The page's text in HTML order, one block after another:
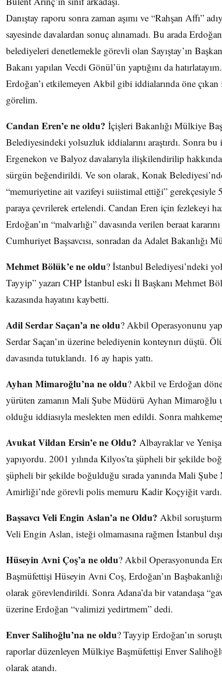
Danıştay raporu sonra zaman aşımı ve “Rahşan Affı”
sayesinde davalardan sonuç alınamadı. Bu arada
belediyeleri denetlemekle görevli olan Sayıştay’ın
Bakanı yapılan Vecdi Gönül’ün yaptığını da
Erdoğan’ı etkilemeyen Akbil gibi iddialarında öne
görelim.
Candan Eren’e ne oldu? İçişleri Bakanlığı Mülkiye
Belediyesindeki yolsuzluk iddialarını araştırdı. Sonra
Ergenekon ve Balyoz davalarıyla ilişkilendirilip
sürgün beğendirildi. Ve son olarak, Konak Belediyesi’nde
“memuriyetine ait vazifeyi suiistimal ettiği” gerekçesiyle 5
paraya çevrilerek ertelendi. Candan Eren için fezlekeyi
Erdoğan’ın “malvarlığı” davasında verilen beraat
Cumhuriyet Başsavcısı, sonradan da Adalet Bakanlığı
Mehmet Bölük’e ne oldu? İstanbul Belediyesi’ndeki
Tayyip” yazarı CHP İstanbul eski İl Başkanı Mehmet
kazasında hayatını kaybetti.
Adil Serdar Saçan’a ne oldu? Akbil Operasyonunu
Serdar Saçan’ın üzerine belediyenin konteynırı düştü.
davasında tutuklandı. 16 ay hapis yattı.
Ayhan Mimaroğlu’na ne oldu? Akbil ve Erdoğan
yürüten zamanın Mali Şube Müdürü Ayhan Mimaroğlu
olduğu iddiasıyla meslekten men edildi. Sonra
Avukat Vildan Ersin’e ne Oldu? Albayraklar ve
yapıyordu. 2001 yılında Kilyos’ta şüpheli bir şekilde
şüpheli bir şekilde boğulduğu sırada yanında Mali
Amirliği’nde görevli polis memuru Kadir Koçyiğit vardı.
Başsavcı Veli Engin Aslan’a ne Oldu? Akbil
Veli Engin Aslan, isteği olmamasına rağmen İstanbul
Hüseyin Avni Çoş’a ne oldu? Akbil Operasyonunda
Başmüfettişi Hüseyin Avni Coş, Erdoğan’ın
olarak görevlendirildi. Sonra Adana’da bir vatandaşa
üzerine Erdoğan “valimizi yedirtmem” dedi.
Enver Salihoğlu’na ne oldu? Tayyip Erdoğan’ın
raporlar düzenleyen Mülkiye Başmüfettişi Enver
olarak atandı.